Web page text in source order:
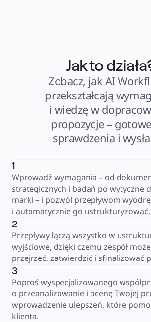
Jak to
Zobacz, jak AI
przekształcają
i wiedzę w
propozycje –
sprawdzenia i
1
Wprowadź wymagania – od
strategicznych i badań po wytyczne
marki – i pozwól przepływom
i automatycznie go ustrukturyzować.
2
Przepływy łączą wszystko w
wyjściowe, dzięki czemu zespół
przejrzeć, zatwierdzić i sfinalizować
3
Poproś wyspecjalizowanego
o przeanalizowanie i ocenę Twojej
wprowadzenie ulepszeń, które
klienta.